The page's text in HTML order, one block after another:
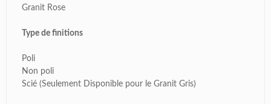
Granit Rose
Type de finitions
Poli
Non poli
Scié (Seulement Disponible pour le Granit Gris)